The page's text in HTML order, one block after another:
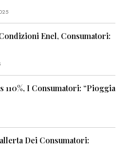
Enel, Consumatori:
110%, I Consumatori: “Pioggia
Dei Consumatori: